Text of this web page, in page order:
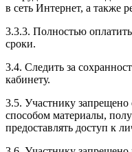
в сеть Интернет, а также
3.3.3. Полностью
сроки.
3.4. Следить за
кабинету.
3.5. Участнику запрещено
способом материалы,
предоставлять доступ к